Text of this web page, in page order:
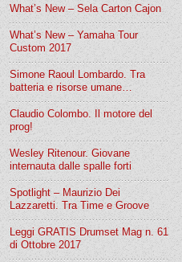
What’s New – Sela Carton Cajon
What’s New – Yamaha Tour
Custom 2017
Simone Raoul Lombardo. Tra
batteria e risorse umane…
Claudio Colombo. Il motore del
prog!
Wesley Ritenour. Giovane
internauta dalle spalle forti
Spotlight – Maurizio Dei
Lazzaretti. Tra Time e Groove
Leggi GRATIS Drumset Mag n. 61
di Ottobre 2017